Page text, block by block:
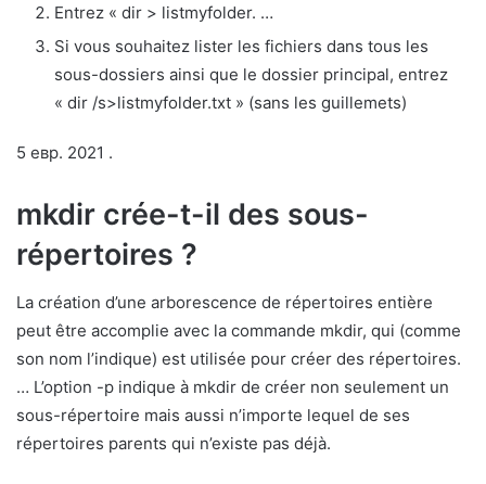
Entrez « dir > listmyfolder. …
Si vous souhaitez lister les fichiers dans tous les
sous-dossiers ainsi que le dossier principal, entrez
« dir /s>listmyfolder.txt » (sans les guillemets)
5 евр. 2021 .
mkdir crée-t-il des sous-
répertoires ?
La création d’une arborescence de répertoires entière
peut être accomplie avec la commande mkdir, qui (comme
son nom l’indique) est utilisée pour créer des répertoires.
… L’option -p indique à mkdir de créer non seulement un
sous-répertoire mais aussi n’importe lequel de ses
répertoires parents qui n’existe pas déjà.